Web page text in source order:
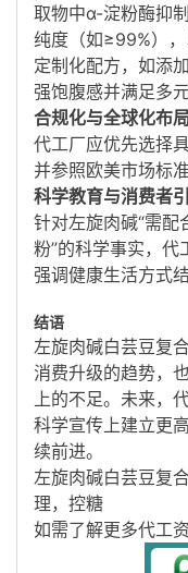
取物中α-淀粉酶抑
纯度（如≥99%）
定制化配方，如添
强饱腹感并满足多元
合规化与全球化布
代工厂应优先选择
并参照欧美市场标
科学教育与消费者
针对左旋肉碱“需配
粉”的科学事实，
强调健康生活方式
结语
左旋肉碱白芸豆复
消费升级的趋势，
上的不足。未来，
科学宣传上建立更
续前进。
左旋肉碱白芸豆复
理，控糖
如需了解更多代工